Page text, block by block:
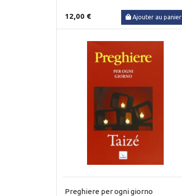
12,00 € Ajouter au panier
Preghiere per ogni giorno